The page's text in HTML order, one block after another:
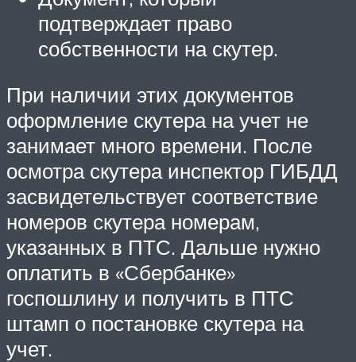
подтверждает право
собственности на скутер.
При наличии этих документов
оформление скутера на учет не
занимает много времени. После
осмотра скутера инспектор ГИБДД
засвидетельствует соответствие
номеров скутера номерам,
указанных в ПТС. Дальше нужно
оплатить в «Сбербанке»
госпошлину и получить в ПТС
штамп о постановке скутера на
учет.